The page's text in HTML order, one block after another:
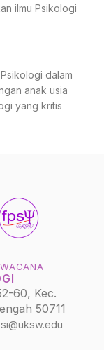
ilmu Psikologi
dalam
anak usia
yang kritis
60, Kec.
50711